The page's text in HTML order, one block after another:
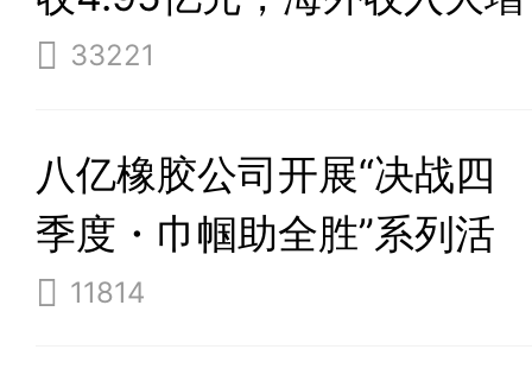
274%
33221
八亿橡胶公司开展“决战四
季度・巾帼助全胜”系列活
动11814